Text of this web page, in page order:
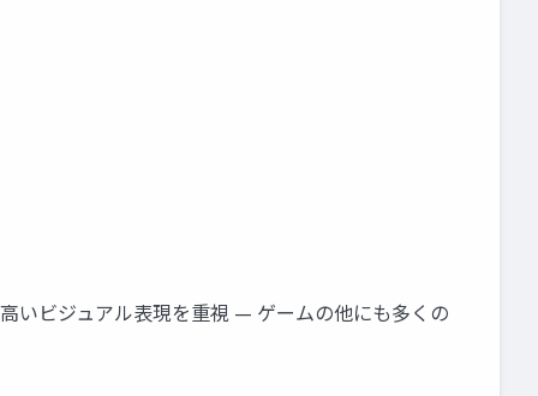
ビジュアル表現を重視 — ゲームの他にも多くの